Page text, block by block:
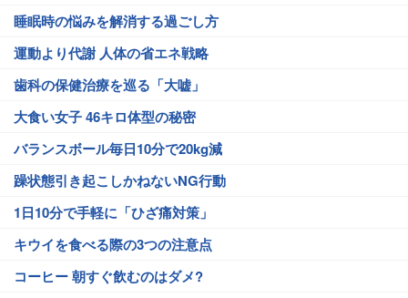
睡眠時の悩みを解消する過ごし方
運動より代謝 人体の省エネ戦略
歯科の保健治療を巡る「大嘘」
大食い女子 46キロ体型の秘密
バランスボール毎日10分で20kg減
躁状態引き起こしかねないNG行動
1日10分で手軽に「ひざ痛対策」
キウイを食べる際の3つの注意点
コーヒー 朝すぐ飲むのはダメ?